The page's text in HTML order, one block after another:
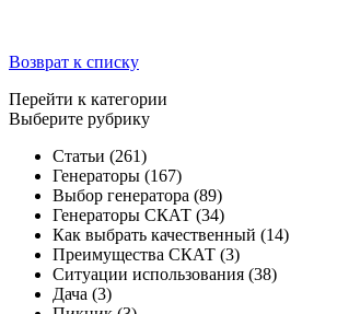
Возврат к списку
Перейти к категории
Выберите рубрику
Статьи (261)
Генераторы (167)
Выбор генератора (89)
Генераторы СКАТ (34)
Как выбрать качественный (14)
Преимущества СКАТ (3)
Ситуации использования (38)
Дача (3)